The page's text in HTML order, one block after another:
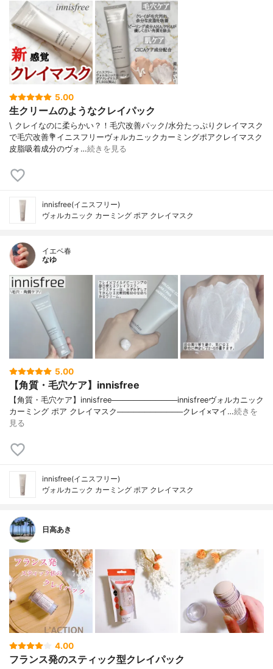
5.00
生クリームのようなクレイパック
\ クレイなのに柔らかい？！毛穴改善パック/⁡水分たっぷりクレイマスク
で毛穴改善⁡⁡💐イニスフリーヴォルカニックカーミングポアクレイマスク⁡⁡
皮脂吸着成分のヴォ…続きを見る
innisfree(イニスフリー)
ヴォルカニック カーミング ポア クレイマスク
イエベ春
なゆ
5.00
【角質・毛穴ケア】innisfree
【角質・毛穴ケア】innisfree────────────innisfreeヴォルカニック
カーミング ポア クレイマスク────────────クレイ×マイ…続きを
見る
innisfree(イニスフリー)
ヴォルカニック カーミング ポア クレイマスク
日高あき
4.00
フランス発のスティック型クレイパック